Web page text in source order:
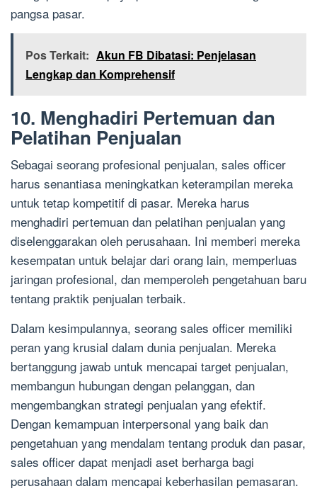
pangsa pasar.
Pos Terkait: Akun FB Dibatasi: Penjelasan
Lengkap dan Komprehensif
10. Menghadiri Pertemuan dan
Pelatihan Penjualan
Sebagai seorang profesional penjualan, sales officer
harus senantiasa meningkatkan keterampilan mereka
untuk tetap kompetitif di pasar. Mereka harus
menghadiri pertemuan dan pelatihan penjualan yang
diselenggarakan oleh perusahaan. Ini memberi mereka
kesempatan untuk belajar dari orang lain, memperluas
jaringan profesional, dan memperoleh pengetahuan baru
tentang praktik penjualan terbaik.
Dalam kesimpulannya, seorang sales officer memiliki
peran yang krusial dalam dunia penjualan. Mereka
bertanggung jawab untuk mencapai target penjualan,
membangun hubungan dengan pelanggan, dan
mengembangkan strategi penjualan yang efektif.
Dengan kemampuan interpersonal yang baik dan
pengetahuan yang mendalam tentang produk dan pasar,
sales officer dapat menjadi aset berharga bagi
perusahaan dalam mencapai keberhasilan pemasaran.